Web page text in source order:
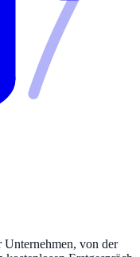
Unternehmen, von der